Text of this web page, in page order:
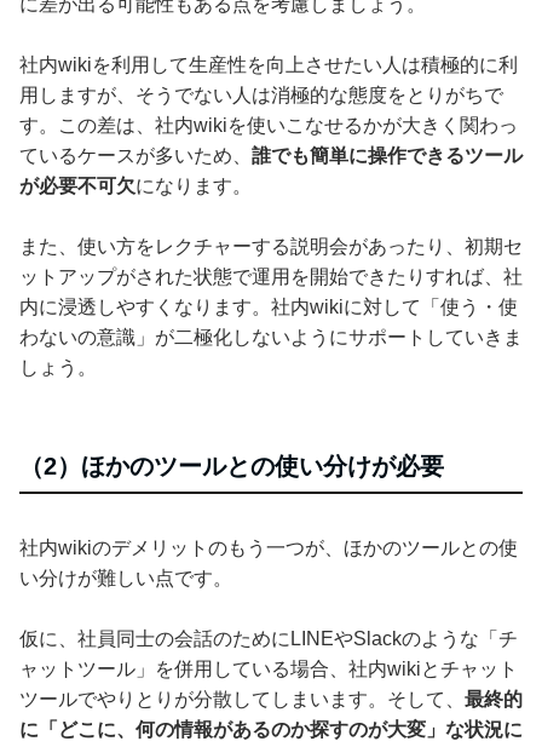
社内wikiを利用して生産性を向上させたい人は積極的に利
用しますが、そうでない人は消極的な態度をとりがちで
す。この差は、社内wikiを使いこなせるかが大きく関わっ
ているケースが多いため、 誰でも簡単に操作できるツール
が必要不可欠になります。
また、使い方をレクチャーする説明会があったり、初期セ
ットアップがされた状態で運用を開始できたりすれば、社
内に浸透しやすくなります。社内wikiに対して「使う・使
わないの意識」が二極化しないようにサポートしていきま
しょう。
（2）ほかのツールとの使い分けが必要
社内wikiのデメリットのもう一つが、ほかのツールとの使
い分けが難しい点です。
仮に、社員同士の会話のためにLINEやSlackのような「チ
ャットツール」を併用している場合、社内wikiとチャット
ツールでやりとりが分散してしまいます。そして、 最終的
に「どこに、何の情報があるのか探すのが大変」な状況に